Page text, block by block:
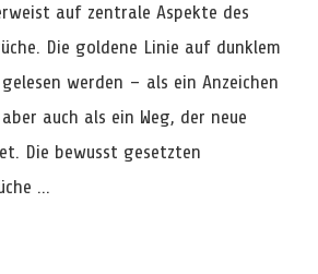
I
E
E
I
N
auf zentrale Aspekte des
Die goldene Linie auf dunklem
werden – als ein Anzeichen
auch als ein Weg, der neue
Die bewusst gesetzten
…